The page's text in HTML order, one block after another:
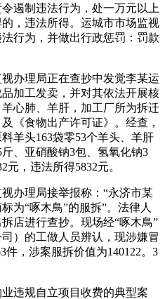
遏制违法行为，处一万元以上
，违法所得。运城市市场监视
行为，并做出行政惩罚：罚款
理局正在查抄中发觉李某运
加工发卖，并对其依法开展核
心肺、羊肝，加工厂所为拆迁
《食物出产许可证》。经查，
羊头163袋零53个羊头、羊肝
、亚硝酸钠3包、氢氧化钠3
，违法所得5832元。
理局接举报称：“永济市某
为“啄木鳥”的服拆”。法律人
店进行查抄。现场经“啄木鳥”
）的工做人员辨认，现涉嫌冒
件，涉案服拆价值为140122。3
规自立项目收费的典型案